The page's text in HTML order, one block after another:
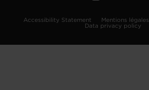
Accessibility Statement Mentions légales
Data privacy policy